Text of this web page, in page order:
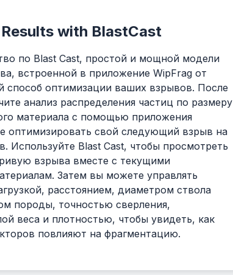
with BlastCast
по Blast Cast, простой и мощной модели
встроенной в приложение WipFrag от
способ оптимизации ваших взрывов. После
анализ распределения частиц по размеру
материала с помощью приложения
оптимизировать свой следующий взрыв на
Используйте Blast Cast, чтобы просмотреть
взрыва вместе с текущими
Затем вы можете управлять
расстоянием, диаметром ствола
породы, точностью сверления,
веса и плотностью, чтобы увидеть, как
повлияют на фрагментацию.